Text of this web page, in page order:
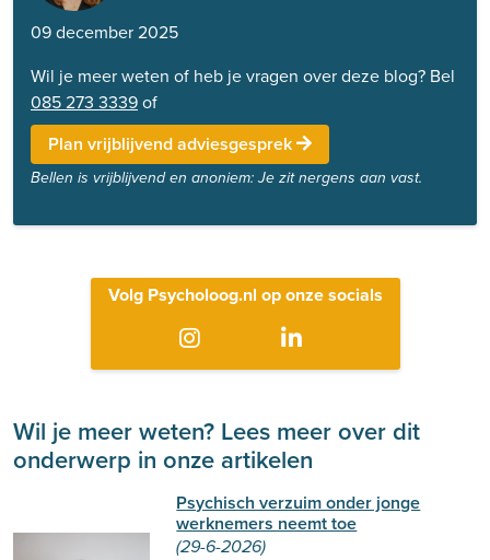
09 december 2025
Wil je meer weten of heb je vragen over deze blog? Bel
085 273 3339of
Plan vrijblijvend adviesgesprek
Bellen is vrijblijvend en anoniem: Je zit nergens aan vast.
Volg Psycholoog.nl op onze socials
Wil je meer weten? Lees meer over dit
onderwerp in onze artikelen
Psychisch verzuim onder jonge
werknemers neemt toe
(29-6-2026)